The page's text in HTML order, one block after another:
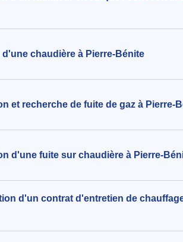
d'une chaudière à Pierre-Bénite
et recherche de fuite de gaz à Pierre-
d'une fuite sur chaudière à Pierre-
d'un contrat d'entretien de